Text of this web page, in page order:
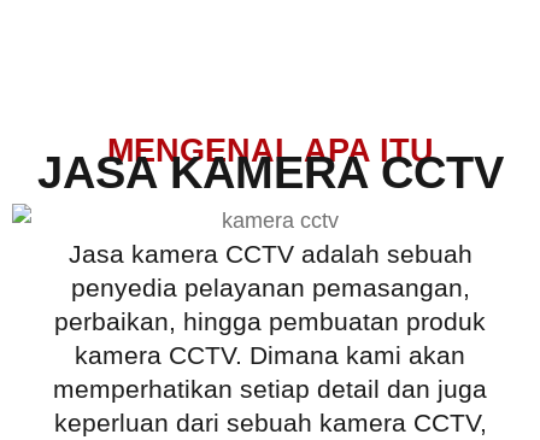
MENGENAL APA ITU
JASA KAMERA CCTV
Jasa kamera CCTV adalah sebuah
penyedia pelayanan pemasangan,
perbaikan, hingga pembuatan produk
kamera CCTV. Dimana kami akan
memperhatikan setiap detail dan juga
keperluan dari sebuah kamera CCTV,